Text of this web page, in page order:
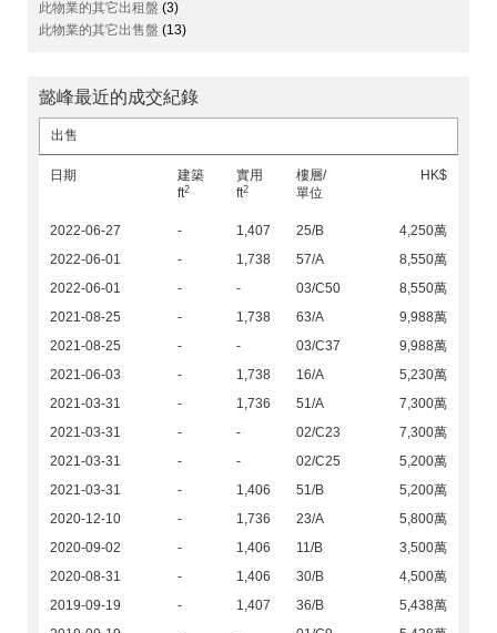
此物業的其它出租盤 (3)
此物業的其它出售盤 (13)
懿峰最近的成交紀錄
出售
日期
建築
ft2
實用
ft2
樓層/
單位
HK$
2022-06-27 - 1,407 25/B
4,250萬
2022-06-01
- 1,738 57/A
8,550萬
2022-06-01
- - 03/C50
8,550萬
2021-08-25
- 1,738 63/A
9,988萬
2021-08-25
- - 03/C37
9,988萬
2021-06-03
- 1,738 16/A
5,230萬
2021-03-31
- 1,736 51/A
7,300萬
2021-03-31
- - 02/C23
7,300萬
2021-03-31
- - 02/C25
5,200萬
2021-03-31
- 1,406 51/B
5,200萬
2020-12-10
- 1,736 23/A
5,800萬
2020-09-02
- 1,406 11/B
3,500萬
2020-08-31
- 1,406 30/B
4,500萬
2019-09-19
- 1,407 36/B
5,438萬